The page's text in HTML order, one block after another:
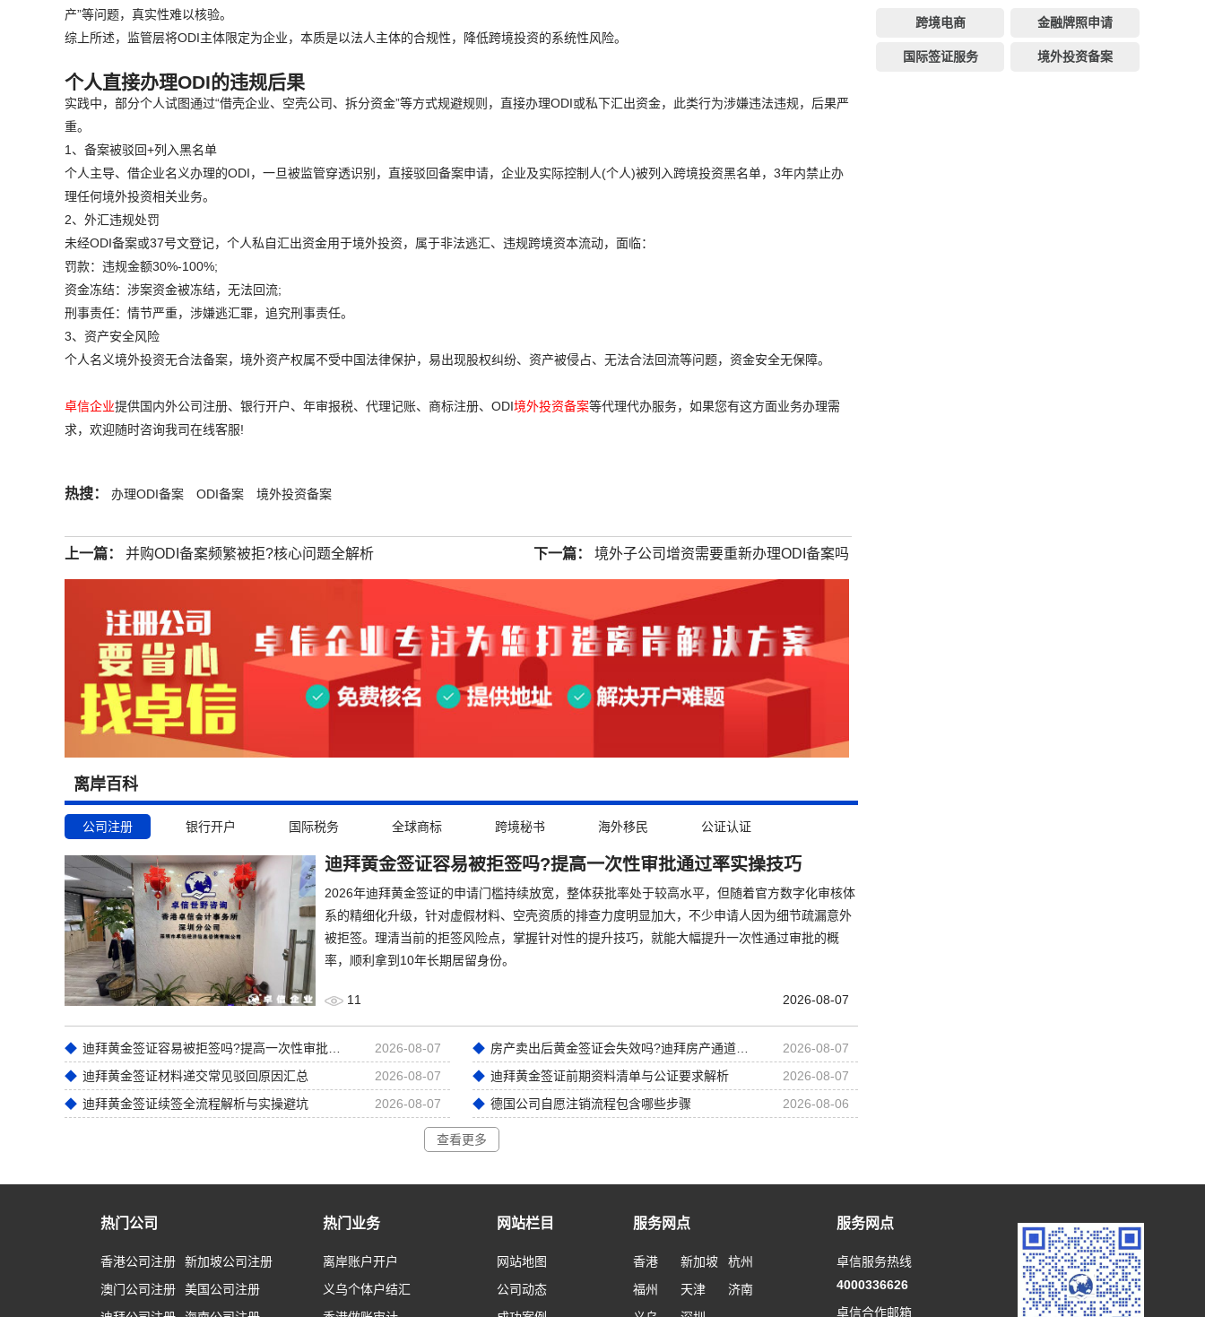
产”等问题，真实性难以核验。
综上所述，监管层将ODI主体限定为企业，本质是以法人主体的合规性，降低跨境投资的系统性风险。
个人直接办理ODI的违规后果
实践中，部分个人试图通过“借壳企业、空壳公司、拆分资金”等方式规避规则，直接办理ODI或私下汇出资金，此类行为涉嫌违法违规，后果严
重。
1、备案被驳回+列入黑名单
个人主导、借企业名义办理的ODI，一旦被监管穿透识别，直接驳回备案申请，企业及实际控制人(个人)被列入跨境投资黑名单，3年内禁止办
理任何境外投资相关业务。
2、外汇违规处罚
未经ODI备案或37号文登记，个人私自汇出资金用于境外投资，属于非法逃汇、违规跨境资本流动，面临：
罚款：违规金额30%-100%;
资金冻结：涉案资金被冻结，无法回流;
刑事责任：情节严重，涉嫌逃汇罪，追究刑事责任。
3、资产安全风险
个人名义境外投资无合法备案，境外资产权属不受中国法律保护，易出现股权纠纷、资产被侵占、无法合法回流等问题，资金安全无保障。
卓信企业提供国内外公司注册、银行开户、年审报税、代理记账、商标注册、ODI境外投资备案等代理代办服务，如果您有这方面业务办理需
求，欢迎随时咨询我司在线客服!
热搜： 办理ODI备案 ODI备案 境外投资备案
上一篇： 并购ODI备案频繁被拒?核心问题全解析 下一篇： 境外子公司增资需要重新办理ODI备案吗
离岸百科
公司注册 银行开户 国际税务 全球商标 跨境秘书 海外移民 公证认证
迪拜黄金签证容易被拒签吗?提高一次性审批通过率实操技巧
2026年迪拜黄金签证的申请门槛持续放宽，整体获批率处于较高水平，但随着官方数字化审核体
系的精细化升级，针对虚假材料、空壳资质的排查力度明显加大，不少申请人因为细节疏漏意外
被拒签。理清当前的拒签风险点，掌握针对性的提升技巧，就能大幅提升一次性通过审批的概
率，顺利拿到10年长期居留身份。
11 2026-08-07
2026-08-07
2026-08-07
迪拜黄金签证材料递交常见驳回原因汇总
2026-08-07 迪拜黄金签证前期资料清单与公证要求解析
2026-08-07
迪拜黄金签证续签全流程解析与实操避坑
2026-08-07 德国公司自愿注销流程包含哪些步骤 2026-08-06
查看更多
跨境电商 金融牌照申请
国际签证服务 境外投资备案
热门公司
香港公司注册
新加坡公司注册
澳门公司注册
美国公司注册
热门业务
离岸账户开户
义乌个体户结汇
网站栏目
网站地图
公司动态
服务网点
香港 新加坡
杭州
福州
天津
济南
服务网点
卓信服务热线
4000336626
卓信合作邮箱